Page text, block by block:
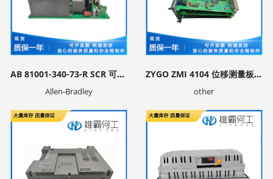
AB 81001-340-73-R SCR 可控硅总成组件
Allen-Bradley
ZYGO ZMI 4104 位移测量板卡
other